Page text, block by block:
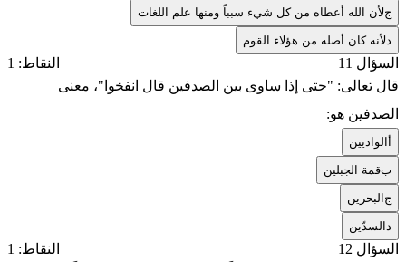
جلأن الله أعطاه من كل شيء سبباً ومنها علم اللغات
لأنه كان أصله من هؤلاء القوم
السؤال 11
النقاط: 1
قال تعالى: "حتى إذا ساوى بين الصدفين قال انفخوا"، معنى
الصدفين هو:
الواديين
بقمة الجبلين
جالبحرين
السدّين
السؤال 12
النقاط: 1